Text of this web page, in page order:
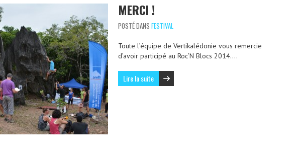
MERCI !
POSTÉ DANS FESTIVAL
Toute l’équipe de Vertikalédonie vous remercie
d’avoir participé au Roc’N Blocs 2014….
Lire la suite